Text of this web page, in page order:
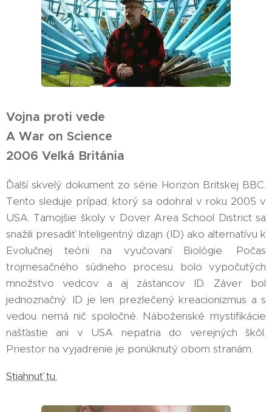
Vojna proti vede
A War on Science
2006 Veľká Británia
Ďalší skvelý dokument zo série Horizon Britskej BBC.
Tento sleduje prípad, ktorý sa odohral v roku 2005 v
USA. Tamojšie školy v Dover Area School District sa
snažili presadiť Inteligentný dizajn (ID) ako alternatívu k
Evolučnej teórii na vyučovaní Biológie. Počas
trojmesačného súdneho procesu bolo vypočutých
množstvo vedcov a aj zástancov ID. Záver bol
jednoznačný: ID je len prezlečený kreacionizmus a s
vedou nemá nič spoločné. Náboženské mystifikácie
našťastie ani v USA nepatria do verejných škôl.
Priestor na vyjadrenie je ponúknutý obom stranám.
Stiahnuť tu.